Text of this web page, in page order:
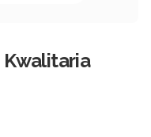
Kwalitaria